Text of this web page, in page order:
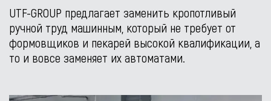
UTF-GROUP предлагает заменить кропотливый
ручной труд машинным, который не требует от
формовщиков и пекарей высокой квалификации, а
то и вовсе заменяет их автоматами.